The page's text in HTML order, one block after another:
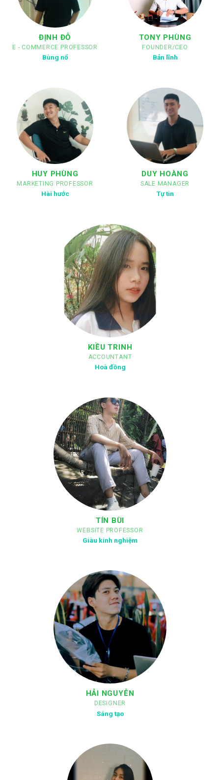
ĐỊNH ĐỖ
E - COMMERCE PROFESSOR
Bùng nổ
TONY PHÙNG
FOUNDER/CEO
Bản lĩnh
HUY PHÙNG
MARKETING PROFESSOR
Hài hước
DUY HOÀNG
SALE MANAGER
Tự tin
KIỀU TRINH
ACCOUNTANT
Hoà đồng
TÍN BÙI
WEBSITE PROFESSOR
Giàu kinh nghiệm
HẢI NGUYỄN
DESIGNER
Sáng tạo